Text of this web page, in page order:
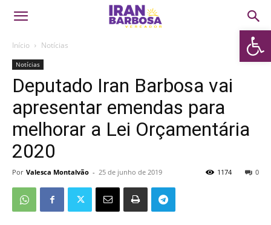
Abrir
Início Notícias
Notícias
Deputado Iran Barbosa vai
apresentar emendas para
melhorar a Lei Orçamentária
2020
Por Valesca Montalvão - 25 de junho de 2019 0
1174